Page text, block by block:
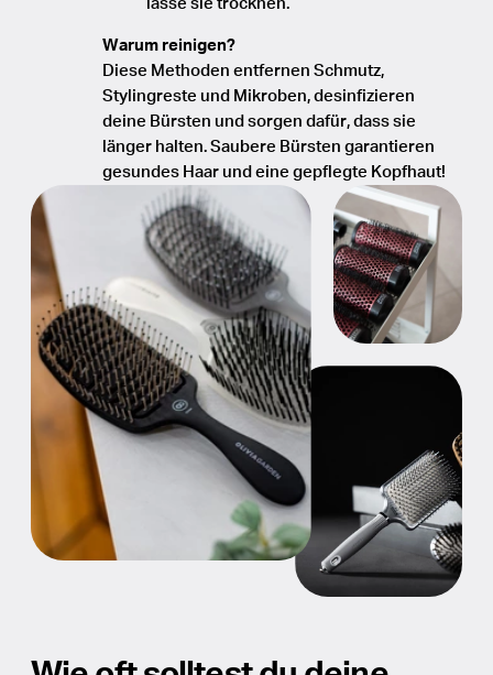
lasse sie trocknen.
Warum reinigen?
Diese Methoden entfernen Schmutz,
Stylingreste und Mikroben, desinfizieren
deine Bürsten und sorgen dafür, dass sie
länger halten. Saubere Bürsten garantieren
gesundes Haar und eine gepflegte Kopfhaut!